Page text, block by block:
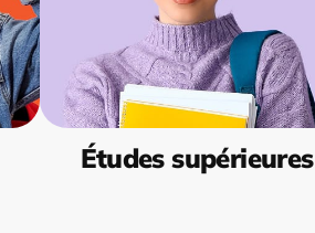
Études supérieures